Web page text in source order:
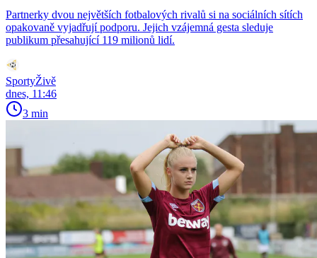
Partnerky dvou největších fotbalových rivalů si na sociálních sítích
opakovaně vyjadřují podporu. Jejich vzájemná gesta sleduje
publikum přesahující 119 milionů lidí.
SportyŽivě
dnes, 11:46
3 min